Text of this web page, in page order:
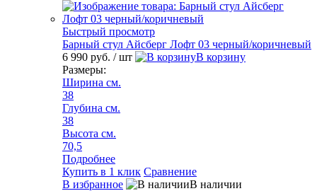
Быстрый просмотр
Барный стул Айсберг Лофт 03 черный/коричневый
6 990 руб. / шт
В корзину
Размеры:
Ширина см.
38
Глубина см.
38
Высота см.
70,5
Подробнее
Купить в 1 клик Сравнение
В избранное
В наличии